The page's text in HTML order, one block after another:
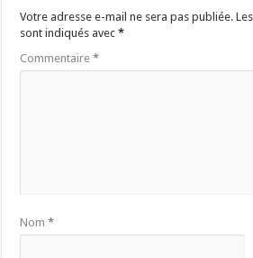
Votre adresse e-mail ne sera pas publiée.
sont indiqués avec*
Commentaire*
Nom*